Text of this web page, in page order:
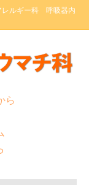
ルギー科 呼吸器内
ら